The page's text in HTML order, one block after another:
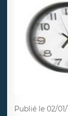
Publié le 02/01/